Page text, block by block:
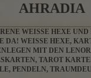
AHRADIA
WEISSE HEXE
DA! WEISSE HEXE,
MIT DEN
TAROT
PENDELN,